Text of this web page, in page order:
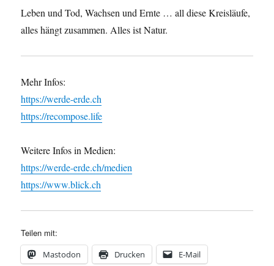
Leben und Tod, Wachsen und Ernte … all diese Kreisläufe,
alles hängt zusammen. Alles ist Natur.
Mehr Infos:
https://werde-erde.ch
https://recompose.life
Weitere Infos in Medien:
https://werde-erde.ch/medien
https://www.blick.ch
Teilen mit:
Mastodon Drucken E-Mail